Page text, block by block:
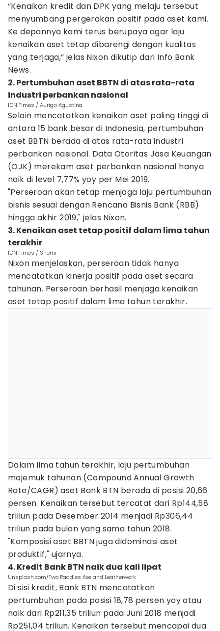
“Kenaikan kredit dan DPK yang melaju tersebut
menyumbang pergerakan positif pada aset kami.
Ke depannya kami terus berupaya agar laju
kenaikan aset tetap dibarengi dengan kualitas
yang terjaga,” jelas Nixon dikutip dari Info Bank
News.
2. Pertumbuhan aset BBTN di atas rata-rata
industri perbankan nasional
IDN Times / Auriga Agustina
Selain mencatatkan kenaikan aset paling tinggi di
antara 15 bank besar di Indonesia, pertumbuhan
aset BBTN berada di atas rata-rata industri
perbankan nasional. Data Otoritas Jasa Keuangan
(OJK) merekam aset perbankan nasional hanya
naik di level 7,77% yoy per Mei 2019.
"Perseroan akan tetap menjaga laju pertumbuhan
bisnis sesuai dengan Rencana Bisnis Bank (RBB)
hingga akhir 2019," jelas Nixon.
3. Kenaikan aset tetap positif dalam lima tahun
terakhir
IDN Times / Shemi
Nixon menjelaskan, perseroan tidak hanya
mencatatkan kinerja positif pada aset secara
tahunan. Perseroan berhasil menjaga kenaikan
aset tetap positif dalam lima tahun terakhir.
Dalam lima tahun terakhir, laju pertumbuhan
majemuk tahunan (Compound Annual Growth
Rate/CAGR) aset Bank BTN berada di posisi 20,66
persen. Kenaikan tersebut tercatat dari Rp144,58
triliun pada Desember 2014 menjadi Rp306,44
triliun pada bulan yang sama tahun 2018.
"Komposisi aset BBTN juga didominasi aset
produktif," ujarnya.
4. Kredit Bank BTN naik dua kali lipat
Unsplash.com/Two Paddles Axe and Leatherwork
Di sisi kredit, Bank BTN mencatatkan
pertumbuhan pada posisi 18,78 persen yoy atau
naik dari Rp211,35 triliun pada Juni 2018 menjadi
Rp251,04 triliun. Kenaikan tersebut mencapai dua